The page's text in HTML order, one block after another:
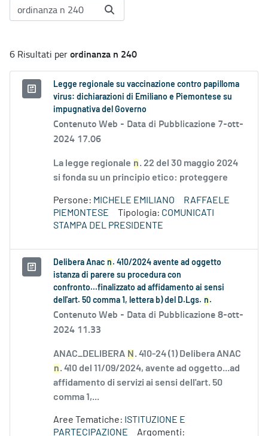
6 Risultati perordinanza n 240
Legge regionale su vaccinazione contro papilloma
virus: dichiarazioni di Emiliano e Piemontese su
impugnativa del Governo
Contenuto Web - Data di Pubblicazione 7-ott-
2024 17.06
La legge regionale n. 22 del 30 maggio 2024
si fonda su un principio etico: proteggere
Persone: MICHELE EMILIANO
RAFFAELE
PIEMONTESE
Tipologia: COMUNICATI
STAMPA DEL PRESIDENTE
Delibera Anac n . 410/2024 avente ad oggetto
istanza di parere su procedura con
confronto...finalizzato ad affidamento ai sensi
dell'art. 50 comma 1, lettera b) del D.Lgs. n .
Contenuto Web - Data di Pubblicazione 8-ott-
2024 11.33
ANAC_DELIBERA N . 410-24 (1) Delibera ANAC
n. 410 del 11/09/2024, avente ad oggetto...ad
affidamento di servizi ai sensi dell'art. 50
comma 1,...
Aree Tematiche: ISTITUZIONE E
PARTECIPAZIONE
Argomenti: